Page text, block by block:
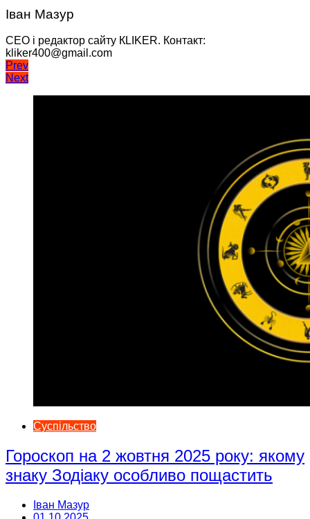
Іван Мазур
CEO і редактор сайту КLIKER. Контакт:
kliker400@gmail.com
Навігація
записів
Prev
Next
Суспільство
Гороскоп на 2 жовтня 2025 року: якому
знаку Зодіаку особливо пощастить
Іван Мазур